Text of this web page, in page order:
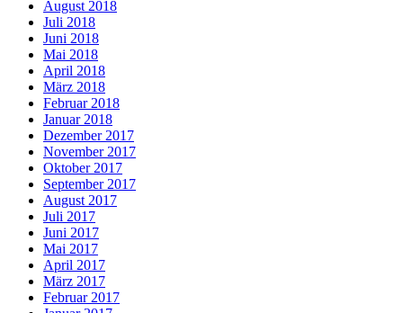
August 2018
Juli 2018
Juni 2018
Mai 2018
April 2018
März 2018
Februar 2018
Januar 2018
Dezember 2017
November 2017
Oktober 2017
September 2017
August 2017
Juli 2017
Juni 2017
Mai 2017
April 2017
März 2017
Februar 2017